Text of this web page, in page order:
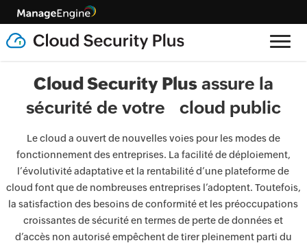
Cloud Security Plusassure la
sécurité de votre cloud public
Le cloud a ouvert de nouvelles voies pour les modes de
fonctionnement des entreprises. La facilité de déploiement,
l’évolutivité adaptative et la rentabilité d’une plateforme de
cloud font que de nombreuses entreprises l’adoptent. Toutefois,
la satisfaction des besoins de conformité et les préoccupations
croissantes de sécurité en termes de perte de données et
d’accès non autorisé empêchent de tirer pleinement parti du